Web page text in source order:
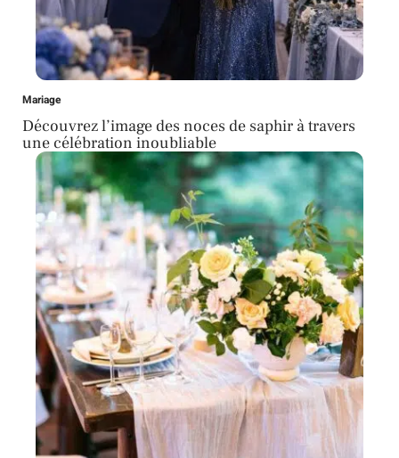
Mariage
Découvrez l’image des noces de saphir à travers
une célébration inoubliable